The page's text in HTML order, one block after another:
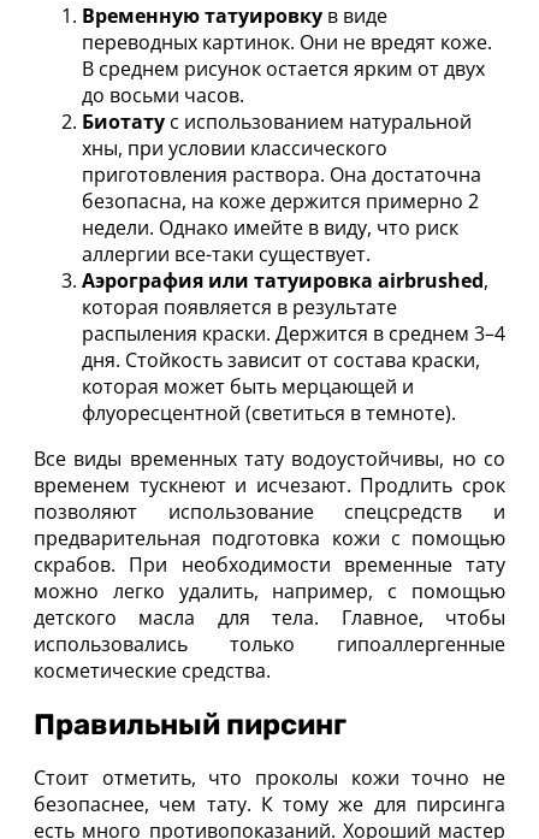
Временную татуировку в виде
переводных картинок. Они не вредят коже.
В среднем рисунок остается ярким от двух
до восьми часов.
Биотату с использованием натуральной
хны, при условии классического
приготовления раствора. Она достаточна
безопасна, на коже держится примерно 2
недели. Однако имейте в виду, что риск
аллергии все-таки существует.
Аэрография или татуировка airbrushed,
которая появляется в результате
распыления краски. Держится в среднем 3–4
дня. Стойкость зависит от состава краски,
которая может быть мерцающей и
флуоресцентной (светиться в темноте).
Все виды временных тату водоустойчивы, но со
временем тускнеют и исчезают. Продлить срок
позволяют использование спецсредств и
предварительная подготовка кожи с помощью
скрабов. При необходимости временные тату
можно легко удалить, например, с помощью
детского масла для тела. Главное, чтобы
использовались только гипоаллергенные
косметические средства.
Правильный пирсинг
Стоит отметить, что проколы кожи точно не
безопаснее, чем тату. К тому же для пирсинга
есть много противопоказаний. Хороший мастер